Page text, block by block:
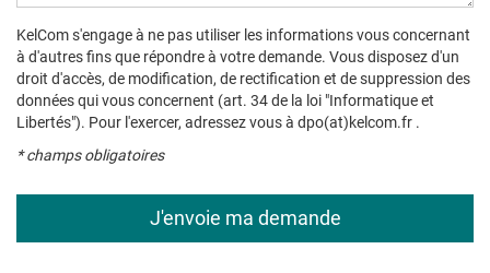
KelCom s'engage à ne pas utiliser les informations vous concernant
à d'autres fins que répondre à votre demande. Vous disposez d'un
droit d'accès, de modification, de rectification et de suppression des
données qui vous concernent (art. 34 de la loi "Informatique et
Libertés"). Pour l'exercer, adressez vous à dpo(at)kelcom.fr .
* champs obligatoires